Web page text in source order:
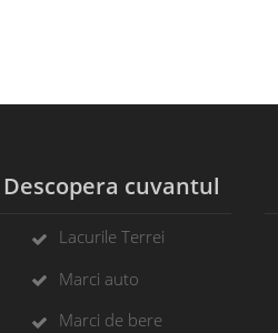
Descopera cuvantul
Lacurile Terrei
Marci auto
Marci de bere